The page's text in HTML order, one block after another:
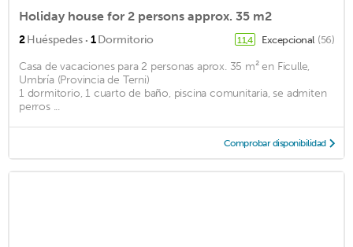
Holiday house for 2 persons approx. 35 m2
2Huéspedes · 1Dormitorio 11,4 Excepcional (56)
Casa de vacaciones para 2 personas aprox. 35 m² en Ficulle,
Umbría (Provincia de Terni)
1 dormitorio, 1 cuarto de baño, piscina comunitaria, se admiten
perros ...
Comprobar disponibilidad